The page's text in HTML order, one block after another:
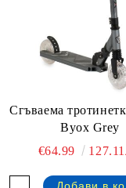
Сгъваема
Byox Grey
€64.99